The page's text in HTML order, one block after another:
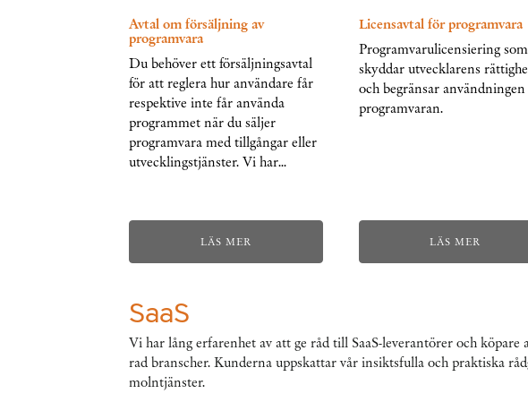
Avtal om försäljning av
programvara
Du behöver ett försäljningsavtal
för att reglera hur användare får
respektive inte får använda
programmet när du säljer
programvara med tillgångar eller
utvecklingstjänster. Vi har…
LÄS MER
Licensavtal för programvara
Programvarulicensiering som
skyddar utvecklarens
och begränsar användningen
programvaran.
LÄS MER
SaaS
Vi har lång erfarenhet av att ge råd till SaaS-leverantörer och
rad branscher. Kunderna uppskattar vår insiktsfulla och praktiska
molntjänster.